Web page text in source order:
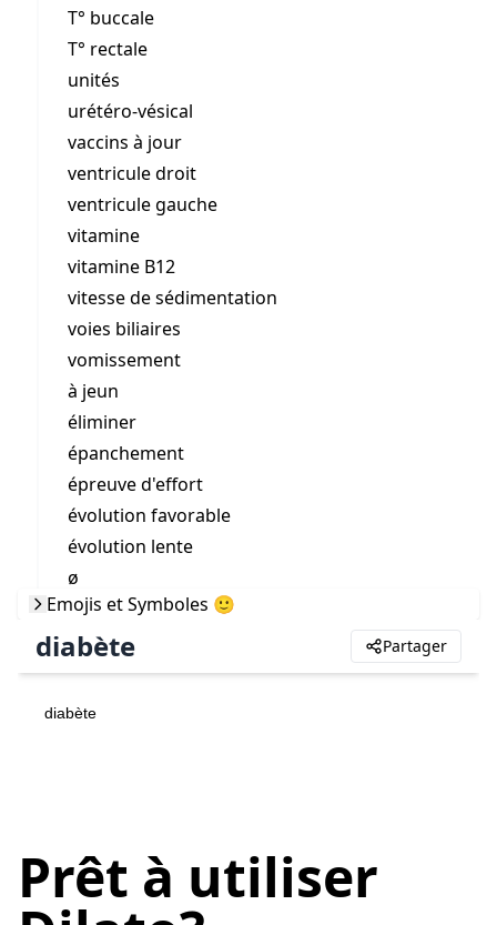
T° buccale
T° rectale
unités
urétéro-vésical
vaccins à jour
ventricule droit
ventricule gauche
vitamine
vitamine B12
vitesse de sédimentation
voies biliaires
vomissement
à jeun
éliminer
épanchement
épreuve d'effort
évolution favorable
évolution lente
ø
Emojis et Symboles 🙂
diabète Partager
diabète
Prêt à utiliser